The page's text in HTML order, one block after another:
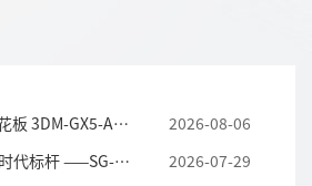
微型VRU性能天花板 3DM-GX5-AR全解析
2026-08-06
无线应变监测划时代标杆 ——SG-LINK-200三通道无线应...
2026-07-29